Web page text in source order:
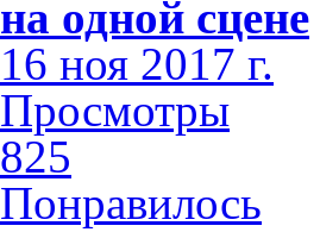
на одной сцене
16 ноя 2017 г.
Просмотры
825
Понравилось